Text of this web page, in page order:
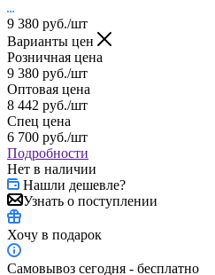
9 380 руб./шт
Варианты цен
Розничная цена
9 380 руб./шт
Оптовая цена
8 442 руб./шт
Спец цена
6 700 руб./шт
Подробности
Нет в наличии
Нашли дешевле?
Узнать о поступлении
Хочу в подарок
Самовывоз сегодня - бесплатно